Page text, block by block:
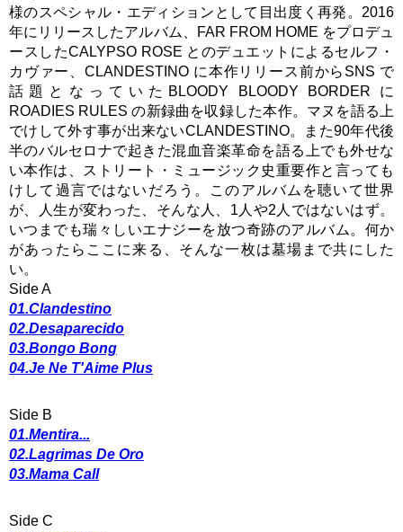
様のスペシャル・エディションとして目出度く再発。2016
年にリリースしたアルバム、FAR FROM HOME をプロデュ
ースしたCALYPSO ROSE とのデュエットによるセルフ・
カヴァー、CLANDESTINO に本作リリース前からSNS で
話題となっていたBLOODY BLOODY BORDER に
ROADIES RULES の新録曲を収録した本作。マヌを語る上
でけして外す事が出来ないCLANDESTINO。また90年代後
半のバルセロナで起きた混血音楽革命を語る上でも外せな
い本作は、ストリート・ミュージック史重要作と言っても
けして過言ではないだろう。このアルバムを聴いて世界
が、人生が変わった、そんな人、1人や2人ではないはず。
いつまでも瑞々しいエナジーを放つ奇跡のアルバム。何か
があったらここに来る、そんな一枚は墓場まで共にした
い。
Side A
01.Clandestino
02.Desaparecido
03.Bongo Bong
04.Je Ne T'Aime Plus
Side B
01.Mentira...
02.Lagrimas De Oro
03.Mama Call
Side C